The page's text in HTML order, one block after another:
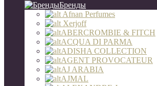
Бренды
Afnan Perfumes
Xerjoff
ABERCROMBIE & FITCH
ACQUA DI PARMA
ADISHA COLLECTION
AGENT PROVOCATEUR
AJ ARABIA
AJMAL